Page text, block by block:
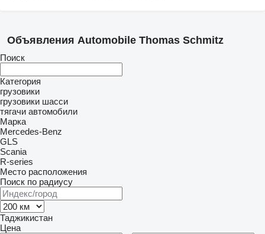
Объявления Automobile Thomas Schmitz
Поиск
Категория
грузовики
грузовики шасси
тягачи автомобили
Марка
Mercedes-Benz
GLS
Scania
R-series
Место расположения
Поиск по радиусу
Таджикистан
Цена